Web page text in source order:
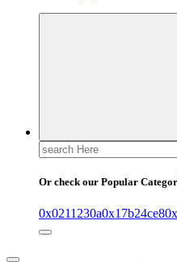
Search
for:
Or check our Popular
0x0211230a0x17b24ce8